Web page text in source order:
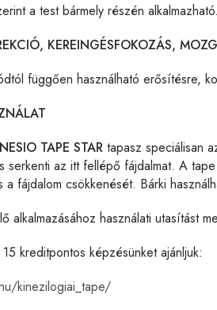
a test bármely részén
KEREINGÉSFOKOZÁS,
függően használható erősítésre,
TAPE STAR tapasz speciálisan
serkenti az itt fellépő fájdalmat. A
a fájdalom csökkenését. Bárki
alkalmazásához használati utasítást
kreditpontos képzésünket ajánljuk:
kinezilogiai_tape/